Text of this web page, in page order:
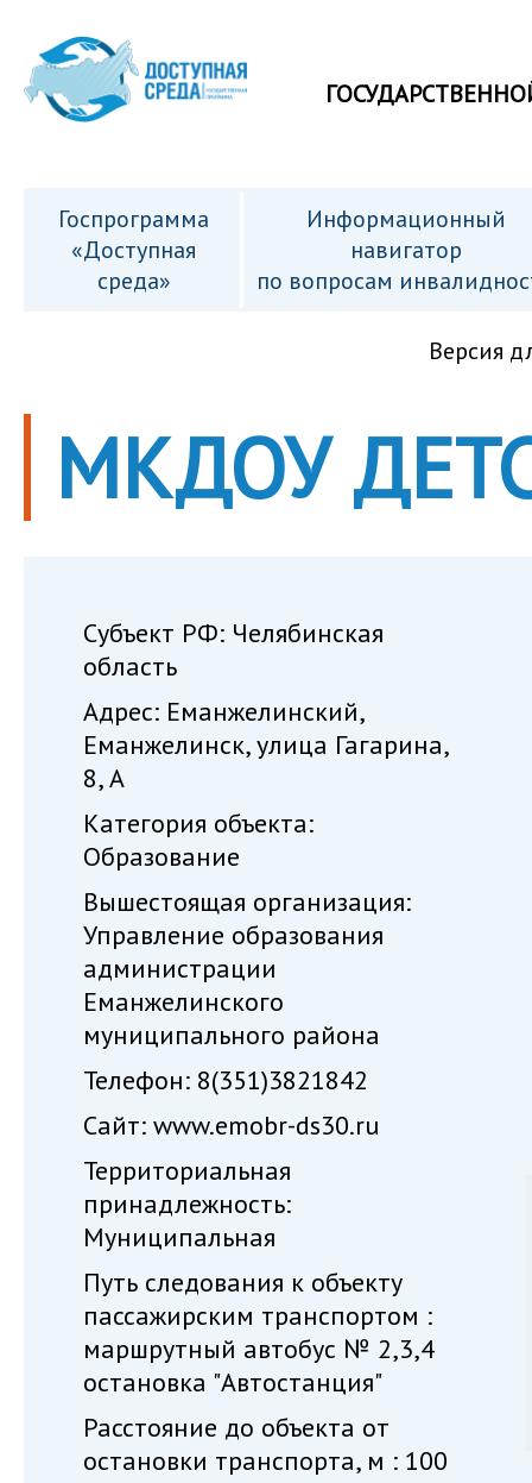
Госпрограмма
«Доступная
среда»
Информационный
навигатор
по вопросам
Версия
МКДОУ
Субъект РФ: Челябинская
область
Адрес: Еманжелинский,
Еманжелинск, улица Гагарина,
8, А
Категория объекта:
Образование
Вышестоящая организация:
Управление образования
администрации
Еманжелинского
муниципального района
Телефон: 8(351)3821842
Сайт: www.emobr-ds30.ru
Территориальная
принадлежность:
Муниципальная
Путь следования к объекту
пассажирским транспортом :
маршрутный автобус № 2,3,4
остановка "Автостанция"
Расстояние до объекта от
остановки транспорта, м : 100